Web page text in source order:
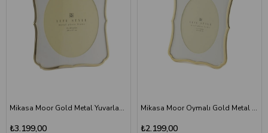
Mikasa Moor Gold Metal Yuvarlak Kesimli Çerçeve 20x25 cm - Ornate Luxury Photo Frame
₺3.199,00
Mikasa Moor Oymalı Gold Metal Çerçeve 13x18cm - Oval İç Kesimli Fotoğraf Çerçevesi
₺2.199,00